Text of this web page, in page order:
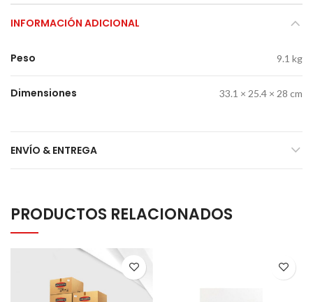
INFORMACIÓN ADICIONAL
Peso 9.1 kg
Dimensiones 33.1 × 25.4 × 28 cm
ENVÍO & ENTREGA
PRODUCTOS RELACIONADOS